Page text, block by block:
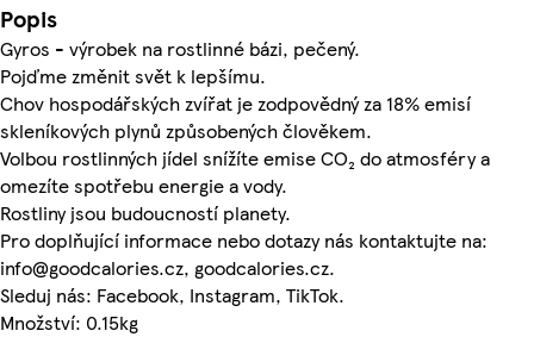
Popis
Gyros - výrobek na rostlinné bázi, pečený.
Pojďme změnit svět k lepšímu.
Chov hospodářských zvířat je zodpovědný za 18% emisí
skleníkových plynů způsobených člověkem.
Volbou rostlinných jídel snížíte emise CO₂ do atmosféry a
omezíte spotřebu energie a vody.
Rostliny jsou budoucností planety.
Pro doplňující informace nebo dotazy nás kontaktujte na:
info@goodcalories.cz, goodcalories.cz.
Sleduj nás: Facebook, Instagram, TikTok.
Množství: 0.15kg